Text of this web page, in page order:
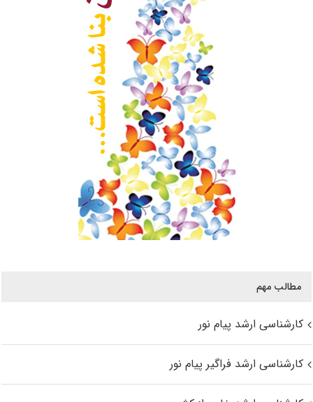
مطالب مهم
کارشناسی ارشد پیام نور
کارشناسی ارشد فراگیر پیام نور